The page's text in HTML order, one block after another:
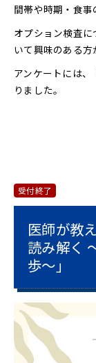
間帯や時期・食事
オプション検査
いて興味のある方
アンケートには
りました。
受付終了
医師が教
読み解く
歩〜」